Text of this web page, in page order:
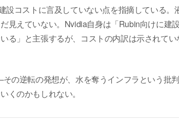
設コストに言及していない点を指摘している。
見えていない。Nvidia自身は「Rubin向けに建
る」と主張するが、コストの内訳は示されてい
の逆転の発想が、水を奪うインフラという批
くのかもしれない。